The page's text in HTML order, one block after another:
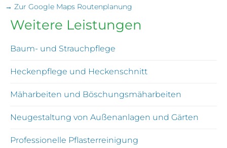
→ Zur Google Maps Routenplanung
Weitere Leistungen
Baum- und Strauchpflege
Heckenpflege und Heckenschnitt
Mäharbeiten und Böschungsmäharbeiten
Neugestaltung von Außenanlagen und Gärten
Professionelle Pflasterreinigung